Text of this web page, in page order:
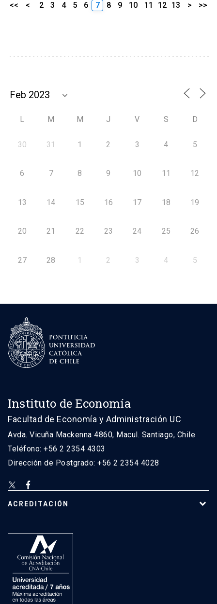
<< < 2 3 4 5 6 7 8 9 10 11 12 13 > >>
L M M J V S D
30 31 1 2 3 4 5
6 7 8 9 10 11 12
13 14 15 16 17 18 19
20 21 22 23 24 25 26
27 28 1 2 3 4 5
Instituto de Economía
Facultad de Economía y Administración UC
Avda. Vicuña Mackenna 4860, Macul. Santiago, Chile
Teléfono: +56 2 2354 4303
Dirección de Postgrado: +56 2 2354 4028
ACREDITACIÓN